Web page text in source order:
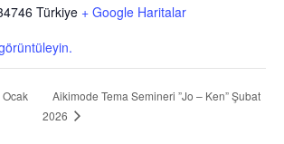
Türkiye + Google Haritalar
Ocak
Aikimode Tema Semineri ”Jo – Ken” Şubat
2026